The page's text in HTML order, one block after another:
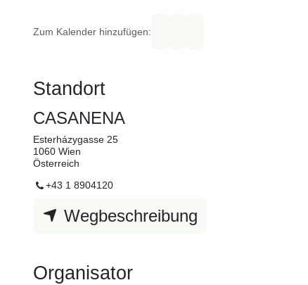
Zum Kalender hinzufügen:
Standort
CASANENA
Esterházygasse 25
1060 Wien
Österreich
+43 1 8904120
Wegbeschreibung
Organisator